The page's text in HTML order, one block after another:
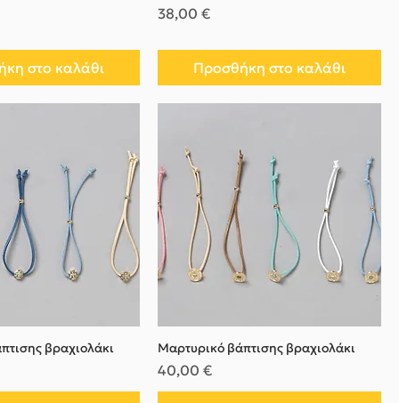
στο καλάθι
Τιμή
38,00 €
Προσθήκη στο καλάθι
βραχιολάκι Μαρτυρικό βάπτισης βραχιολάκι
Τιμή
40,00 €